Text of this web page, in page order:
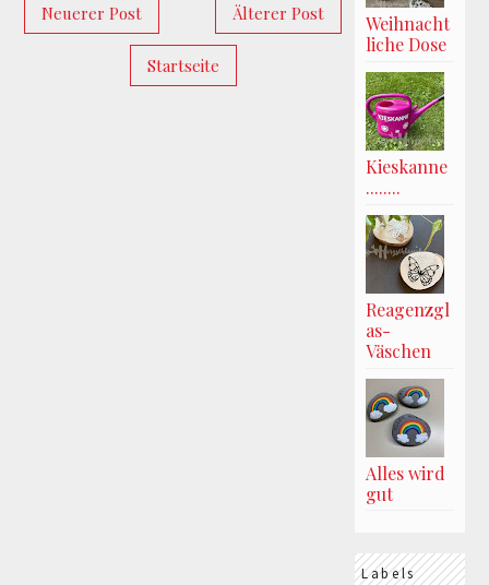
Neuerer Post Älterer Post
Startseite
Weihnacht
liche Dose
Kieskanne
........
Reagenzgl
as-
Väschen
Alles wird
gut
Labels